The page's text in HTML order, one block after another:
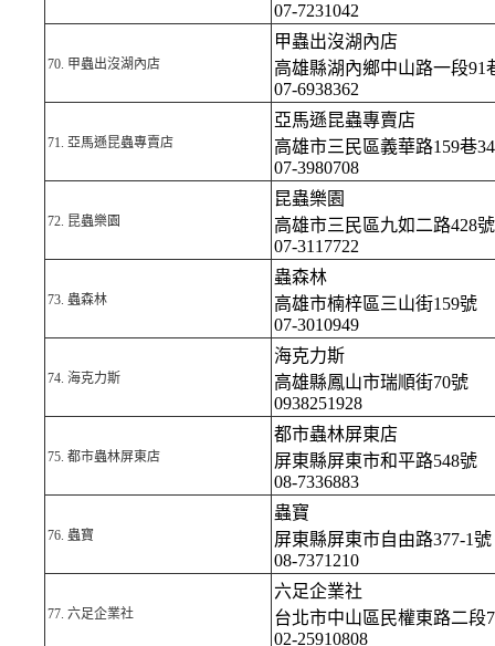
07-7231042
70. 甲蟲出沒湖內店
甲蟲出沒湖內店
高雄縣湖內鄉中山路一段91
07-6938362
71. 亞馬遜昆蟲專賣店
亞馬遜昆蟲專賣店
高雄市三民區義華路159巷
07-3980708
72. 昆蟲樂園
昆蟲樂園
高雄市三民區九如二路428號
07-3117722
73. 蟲森林
蟲森林
高雄市楠梓區三山街159號
07-3010949
74. 海克力斯
海克力斯
高雄縣鳳山市瑞順街70號
0938251928
75. 都市蟲林屏東店
都市蟲林屏東店
屏東縣屏東市和平路548號
08-7336883
76. 蟲寶
蟲寶
屏東縣屏東市自由路377-1號
08-7371210
77. 六足企業社
六足企業社
台北市中山區民權東路二段
02-25910808